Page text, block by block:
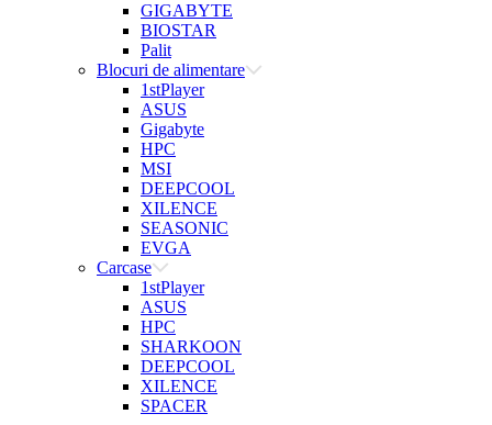
GIGABYTE
BIOSTAR
Palit
Blocuri de alimentare
1stPlayer
ASUS
Gigabyte
HPC
MSI
DEEPCOOL
XILENCE
SEASONIC
EVGA
Carcase
1stPlayer
ASUS
HPC
SHARKOON
DEEPCOOL
XILENCE
SPACER